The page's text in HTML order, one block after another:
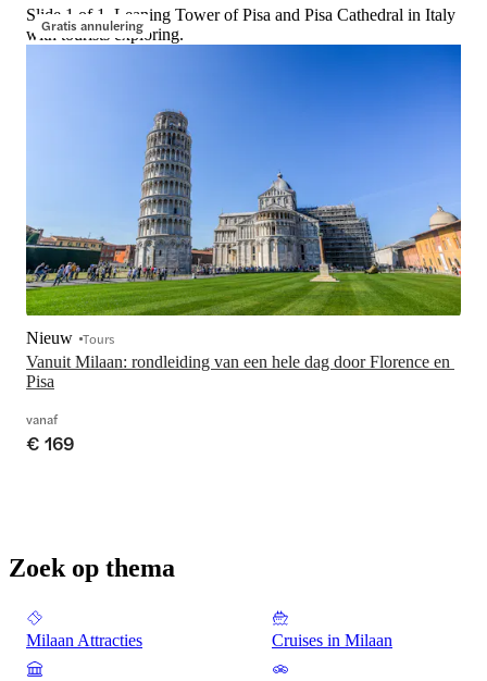
Gratis annulering
Slide 1 of 1, Leaning Tower of Pisa and Pisa Cathedral in Italy
with tourists exploring.
Vanuit Milaan: rondleiding van een hele dag door Florence en
Pisa
Nieuw Tours
vanaf
€ 169
Zoek op thema
Milaan Attracties Cruises in Milaan